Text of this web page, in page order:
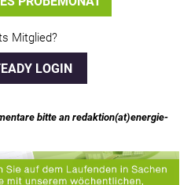
Mitglied?
LOGIN
bitte an redaktion(at)energie-